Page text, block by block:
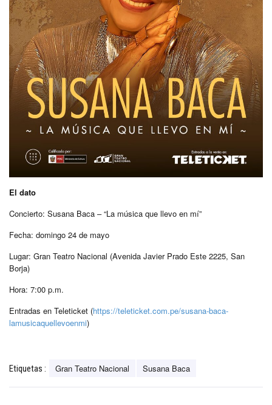
El dato
Concierto: Susana Baca – “La música que llevo en mí”
Fecha: domingo 24 de mayo
Lugar: Gran Teatro Nacional (Avenida Javier Prado Este 2225, San
Borja)
Hora: 7:00 p.m.
Entradas en Teleticket (https://teleticket.com.pe/susana-baca-
lamusicaquellevoenmi)
Etiquetas : Gran Teatro Nacional Susana Baca